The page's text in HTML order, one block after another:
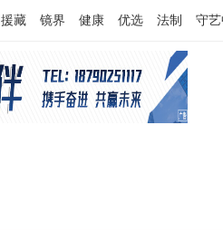
援藏 镜界 健康 优选 法制 守